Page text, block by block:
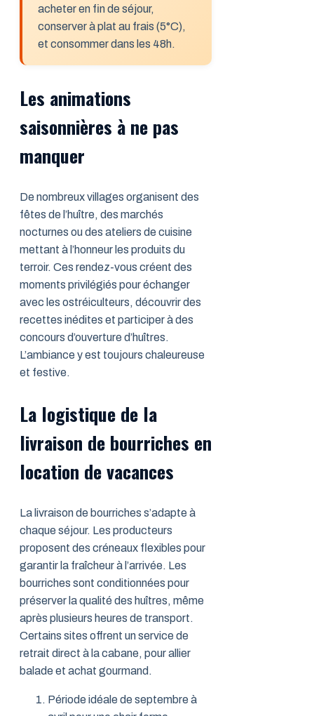
acheter en fin de séjour,
conserver à plat au frais (5°C),
et consommer dans les 48h.
Les animations
saisonnières à ne pas
manquer
De nombreux villages organisent des
fêtes de l’huître, des marchés
nocturnes ou des ateliers de cuisine
mettant à l’honneur les produits du
terroir. Ces rendez-vous créent des
moments privilégiés pour échanger
avec les ostréiculteurs, découvrir des
recettes inédites et participer à des
concours d’ouverture d’huîtres.
L’ambiance y est toujours chaleureuse
et festive.
La logistique de la
livraison de bourriches en
location de vacances
La livraison de bourriches s’adapte à
chaque séjour. Les producteurs
proposent des créneaux flexibles pour
garantir la fraîcheur à l’arrivée. Les
bourriches sont conditionnées pour
préserver la qualité des huîtres, même
après plusieurs heures de transport.
Certains sites offrent un service de
retrait direct à la cabane, pour allier
balade et achat gourmand.
Période idéale de septembre à